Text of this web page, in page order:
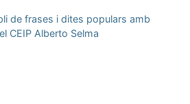
de frases i dites populars amb
CEIP Alberto Selma